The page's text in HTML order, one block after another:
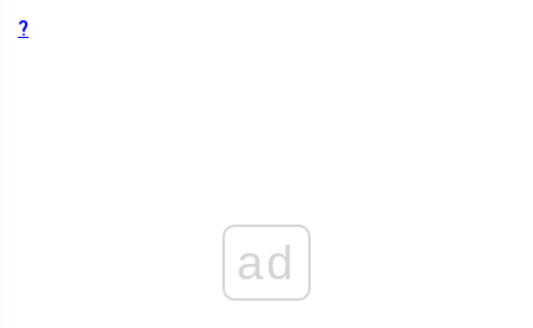
?
ad